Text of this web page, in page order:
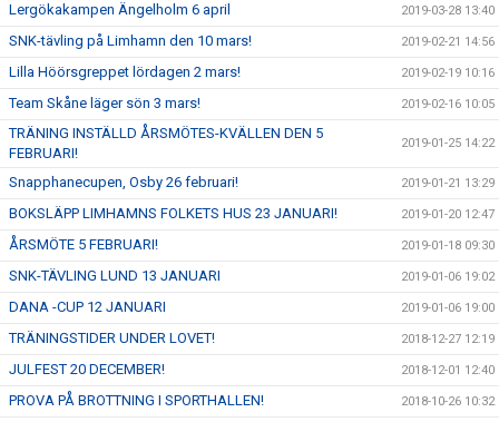
Lergökakampen Ängelholm 6 april 2019-03-28 13:40
SNK-tävling på Limhamn den 10 mars! 2019-02-21 14:56
Lilla Höörsgreppet lördagen 2 mars! 2019-02-19 10:16
Team Skåne läger sön 3 mars! 2019-02-16 10:05
TRÄNING INSTÄLLD ÅRSMÖTES-KVÄLLEN DEN 5
FEBRUARI!
2019-01-25 14:22
Snapphanecupen, Osby 26 februari! 2019-01-21 13:29
BOKSLÄPP LIMHAMNS FOLKETS HUS 23 JANUARI! 2019-01-20 12:47
ÅRSMÖTE 5 FEBRUARI! 2019-01-18 09:30
SNK-TÄVLING LUND 13 JANUARI 2019-01-06 19:02
DANA -CUP 12 JANUARI 2019-01-06 19:00
TRÄNINGSTIDER UNDER LOVET! 2018-12-27 12:19
JULFEST 20 DECEMBER! 2018-12-01 12:40
PROVA PÅ BROTTNING I SPORTHALLEN! 2018-10-26 10:32